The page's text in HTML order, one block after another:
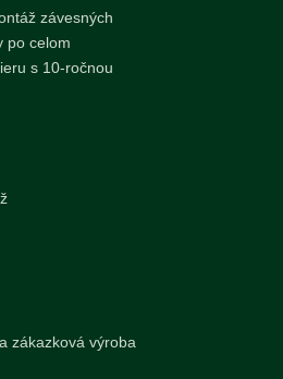
závesných
po celom
s 10-ročnou
zákazková výroba